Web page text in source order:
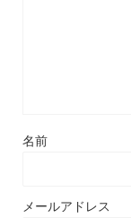
名前
メールアドレス